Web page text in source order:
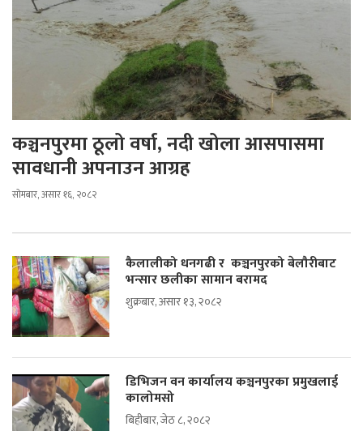
कञ्चनपुरमा ठूलो वर्षा, नदी खोला आसपासमा
सावधानी अपनाउन आग्रह
सोमबार, असार १६, २०८२
कैलालीको धनगढी र कञ्चनपुरको बेलौरीबाट
भन्सार छलीका सामान बरामद
शुक्रबार, असार १३, २०८२
डिभिजन वन कार्यालय कञ्चनपुरका प्रमुखलाई
कालोमसो
बिहीबार, जेठ ८, २०८२